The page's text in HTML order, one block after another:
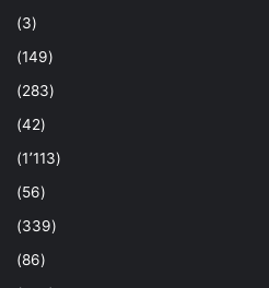
(3)
(149)
(283)
(42)
(1٬113)
(56)
(339)
(86)